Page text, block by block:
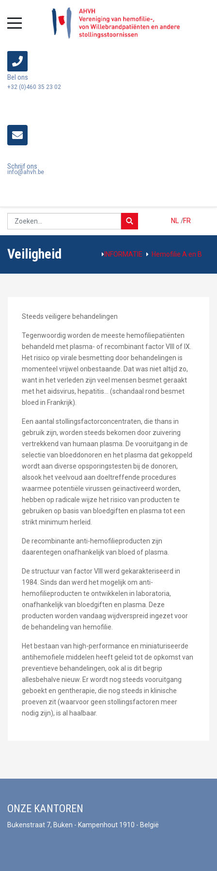
Bel ons
+32 (0)460 35 23 02
Schrijf ons
info@ahvh.be
NL FR
/
Veiligheid INFORMATIE Hemofilie A en B
Steeds veiligere behandelingen
Tegenwoordig worden de meeste hemofiliepatiënten
behandeld met plasma- of recombinant factor VIII of IX.
Het risico op virale besmetting door behandelingen is
momenteel vrijwel onbestaande. Dat was niet altijd zo,
want in het verleden zijn veel mensen besmet geraakt
met het aidsvirus, hepatitis... (schandaal rond besmet
bloed in Frankrijk).
Een aantal stollingsfactorconcentraten, die thans in
gebruik zijn, worden steeds bekomen door zuivering
vertrekkend van humaan plasma. De vooruitgang in de
selectie van bloeddonoren en het plasma dat gekoppeld
wordt aan diverse opsporingstesten bij de donoren,
alsook het veelvoud aan doeltreffende procedures
waarmee potentiële virussen geïnactiveerd worden,
hebben op radicale wijze het risico van producten te
gebruiken op basis van bloedgiften en plasma tot een
strikt minimum herleid.
De recombinante anti-hemofilieproducten zijn
daarentegen onafhankelijk van bloed of plasma.
De structuur van factor VIII werd gekarakteriseerd in
1984. Sinds dan werd het mogelijk om anti-
hemofilieproducten te ontwikkelen in laboratoria,
onafhankelijk van bloedgiften en plasma. Deze
producten worden vandaag wijdverspreid ingezet voor
de behandeling van hemofilie.
Het bestaan van high-performance en miniaturiseerde
antihemofiele middelen heeft geleid tot de opkomst van
preventieve behandelingen, ook al is dit begrip
allesbehalve nieuw. Er wordt nog steeds vooruitgang
geboekt en gentherapie, die nog steeds in klinische
proeven zit (waarvoor geen stollingsfactoren meer
nodig zijn), is al haalbaar.
ONZE KANTOREN
Bukenstraat 7, Buken - Kampenhout 1910 - België